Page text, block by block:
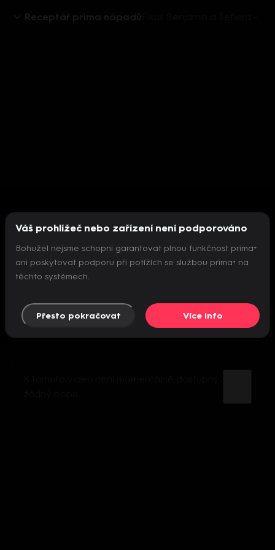
Receptář prima nápadů
Nepodařilo se inicializovat přehrávač
Váš prohlížeč nebo zařízení není podporováno
Bohužel nejsme schopni garantovat plnou funkčnost prima+
ani poskytovat podporu při potížích se službou prima+ na
těchto systémech.
Přesto pokračovat Více info